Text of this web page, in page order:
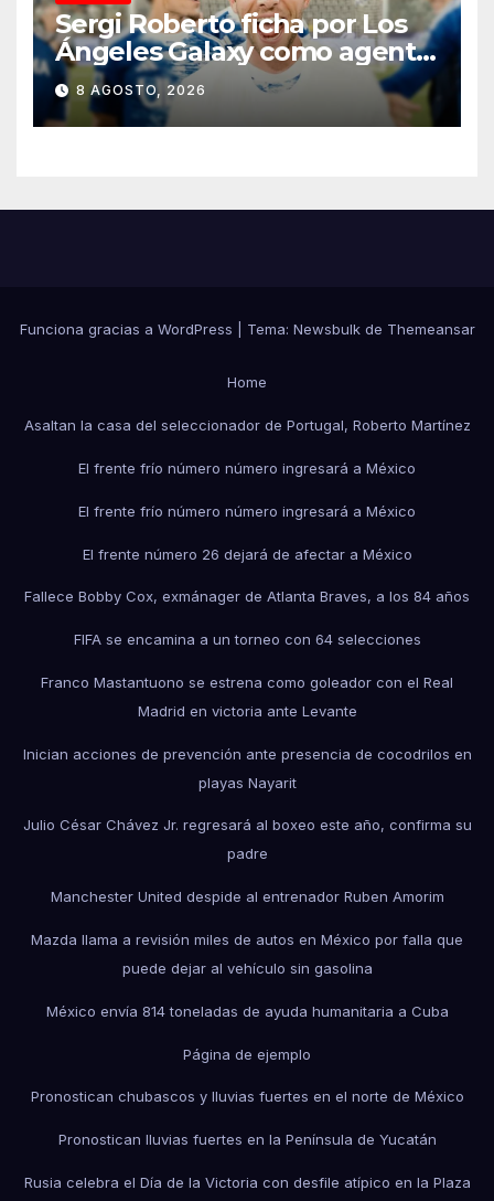
Sergi Roberto ficha por Los
Ángeles Galaxy como agente
libre hasta 2028
8 AGOSTO, 2026
Funciona gracias a WordPress Tema: Newsbulkde Themeansar
Home
Asaltan la casa del seleccionador de Portugal, Roberto Martínez
El frente frío número número ingresará a México
El frente frío número número ingresará a México
El frente número 26 dejará de afectar a México
Fallece Bobby Cox, exmánager de Atlanta Braves, a los 84 años
FIFA se encamina a un torneo con 64 selecciones
Franco Mastantuono se estrena como goleador con el Real
Madrid en victoria ante Levante
Inician acciones de prevención ante presencia de cocodrilos en
playas Nayarit
Julio César Chávez Jr. regresará al boxeo este año, confirma su
padre
Manchester United despide al entrenador Ruben Amorim
Mazda llama a revisión miles de autos en México por falla que
puede dejar al vehículo sin gasolina
México envía 814 toneladas de ayuda humanitaria a Cuba
Página de ejemplo
Pronostican chubascos y lluvias fuertes en el norte de México
Pronostican lluvias fuertes en la Península de Yucatán
Rusia celebra el Día de la Victoria con desfile atípico en la Plaza